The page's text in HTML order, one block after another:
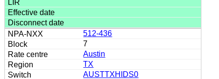
512-436
7
Austin
TX
AUSTTXHIDS0